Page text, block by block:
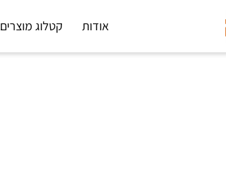
אודות קטלוג מוצרים